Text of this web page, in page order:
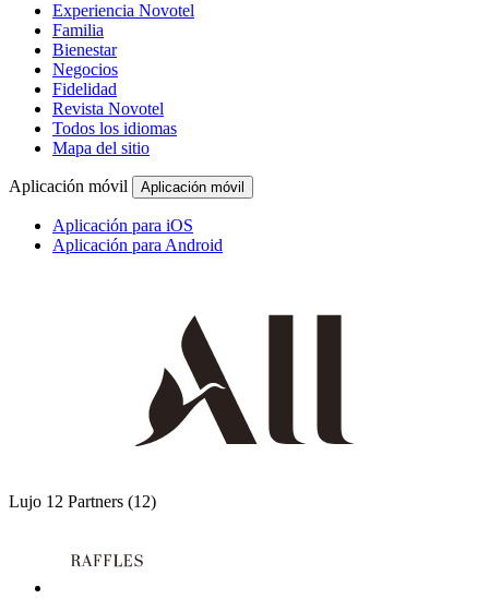
Experiencia Novotel
Familia
Bienestar
Negocios
Fidelidad
Revista Novotel
Todos los idiomas
Mapa del sitio
Aplicación móvil Aplicación móvil
Aplicación para iOS
Aplicación para Android
Lujo 12 Partners (12)